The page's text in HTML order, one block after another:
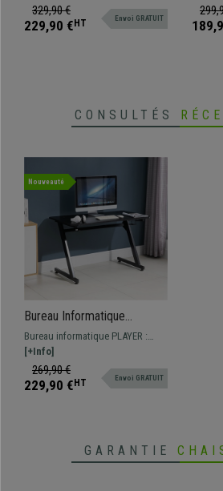
avec une surface Blanche.
329,90 €
229,90 € HT Envoi GRATUIT
en
de
CONSULTÉS
Nouveauté
Bureau Informatique
PLAYER, Dimensions
120x65x74,5cm, en Métal et
Bois, Noir
Bureau informatique PLAYER :
style gaming, en bois et métal,
équipé d'un porte-gobelet et d'un
crochet pour suspendre votre
[+Info]
269,90 €
229,90 € HT Envoi GRATUIT
GARANTIE